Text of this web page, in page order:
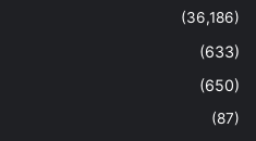
(36,186)
(633)
(650)
(87)